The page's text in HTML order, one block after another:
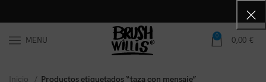
MENU 0 0,00 €
Inicio
Productos etiquetados “taza con mensaje”